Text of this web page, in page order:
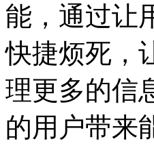
能，通过让
快捷烦死，
理更多的信
的用户带来